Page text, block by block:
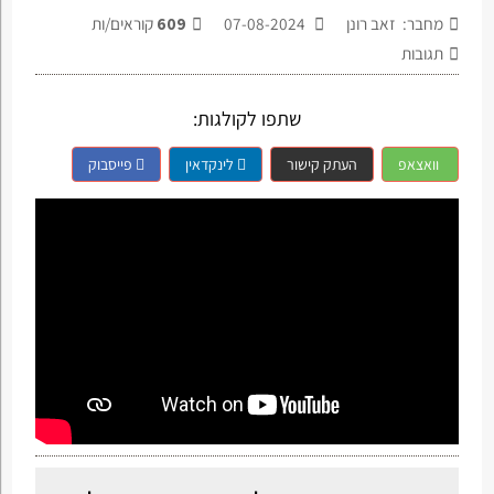
מחבר: זאב רונן 609 קוראים/ות
תגובות
שתפו לקולגות:
וואצאפ העתק קישור לינקדאין פייסבוק